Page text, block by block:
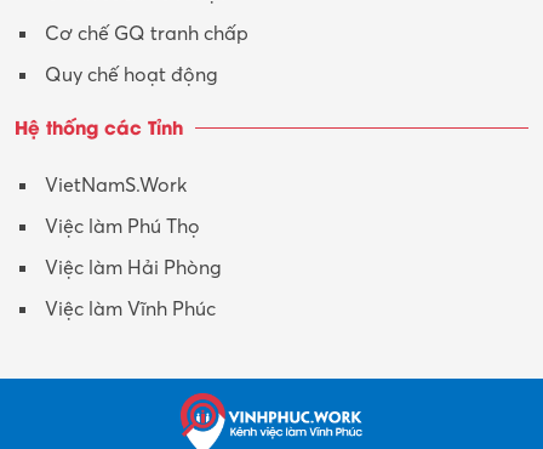
Y tế-Dược
Cơ chế GQ tranh chấp
Quy chế hoạt động
Hệ thống các Tỉnh
VietNamS.Work
Việc làm Phú Thọ
Việc làm Hải Phòng
Việc làm Vĩnh Phúc